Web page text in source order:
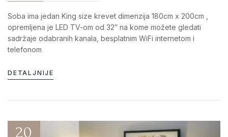
Soba ima jedan King size krevet dimenzija 180cm x 200cm ,
opremljena je LED TV-om od 32″ na kome možete gledati
sadržaje odabranih kanala, besplatnim WiFi internetom i
telefonom
DETALJNIJE
20